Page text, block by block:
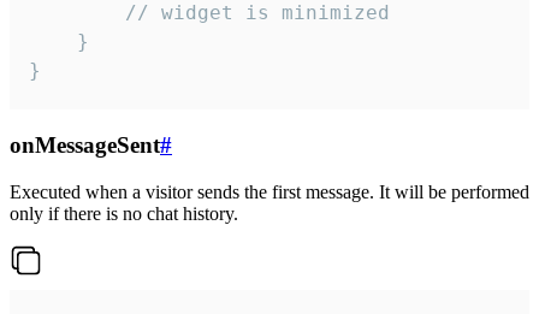
        // widget is minimized
    }
}
onMessageSent#
Executed when a visitor sends the first message. It will be performed
only if there is no chat history.